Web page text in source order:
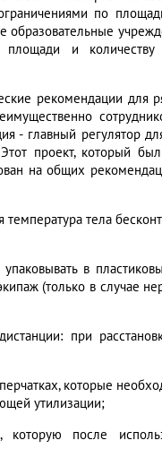
по
и количеству
рекомендации для
- главный регулятор
проект, который
на общих
тела
в
(только в случае
при
которые
утилизации;
после